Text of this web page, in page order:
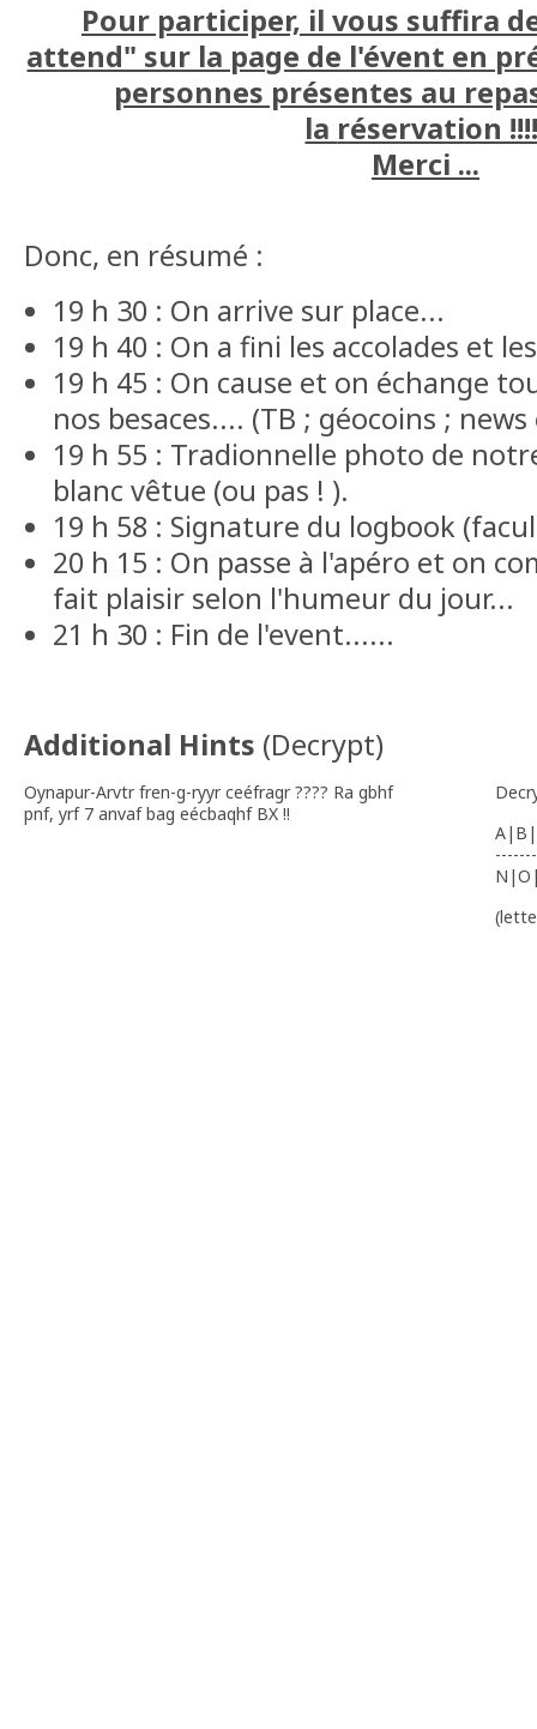
Pour participer, il vous suffira
attend" sur la page de l'évent en
personnes présentes au
la réservation
Merci ...
Donc, en résumé :
19 h 30 : On arrive sur place...
19 h 40 : On a fini les accolades et
19 h 45 : On cause et on échange
nos besaces.... (TB ; géocoins ;
19 h 55 : Tradionnelle photo de
blanc vêtue (ou pas ! ).
19 h 58 : Signature du logbook
20 h 15 : On passe à l'apéro et on
fait plaisir selon l'humeur du jour...
21 h 30 : Fin de l'event......
Additional Hints (Decrypt)
Oynapur-Arvtr fren-g-ryyr ceéfragr ???? Ra gbhf
pnf, yrf 7 anvaf bag eécbaqhf BX !!